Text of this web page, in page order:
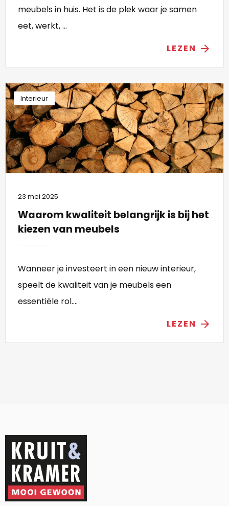
meubels in huis. Het is de plek waar je samen
eet, werkt, ...
LEZEN arrow_forward
Interieur
23 mei 2025
Waarom kwaliteit belangrijk is bij het
kiezen van meubels
Wanneer je investeert in een nieuw interieur,
speelt de kwaliteit van je meubels een
essentiële rol....
LEZEN arrow_forward